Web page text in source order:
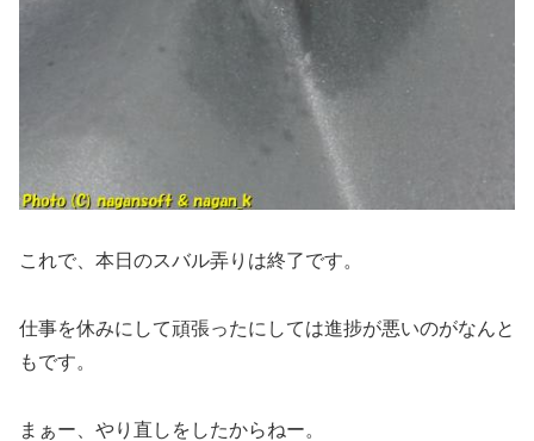
これで、本日のスバル弄りは終了です。
仕事を休みにして頑張ったにしては進捗が悪いのがなんと
もです。
まぁー、やり直しをしたからねー。